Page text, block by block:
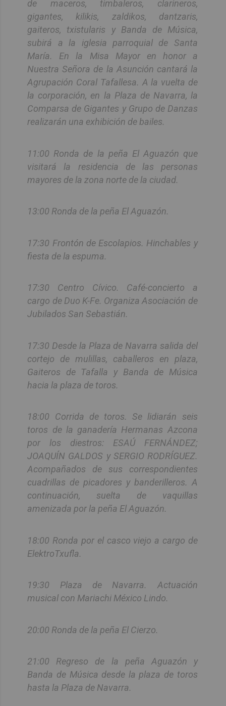
de maceros, timbaleros, clarineros,
gigantes, kilikis, zaldikos, dantzaris,
gaiteros, txistularis y Banda de Música,
subirá a la iglesia parroquial de Santa
María. En la Misa Mayor en honor a
Nuestra Señora de la Asunción cantará la
Agrupación Coral Tafallesa. A la vuelta de
la corporación, en la Plaza de Navarra, la
Comparsa de Gigantes y Grupo de Danzas
realizarán una exhibición de bailes.
11:00 Ronda de la peña El Aguazón que
visitará la residencia de las personas
mayores de la zona norte de la ciudad.
13:00 Ronda de la peña El Aguazón.
17:30 Frontón de Escolapios. Hinchables y
fiesta de la espuma.
17:30 Centro Cívico. Café-concierto a
cargo de Duo K-Fe. Organiza Asociación de
Jubilados San Sebastián.
17:30 Desde la Plaza de Navarra salida del
cortejo de mulillas, caballeros en plaza,
Gaiteros de Tafalla y Banda de Música
hacia la plaza de toros.
18:00 Corrida de toros. Se lidiarán seis
toros de la ganadería Hermanas Azcona
por los diestros: ESAÚ FERNÁNDEZ;
JOAQUÍN GALDOS y SERGIO RODRÍGUEZ.
Acompañados de sus correspondientes
cuadrillas de picadores y banderilleros. A
continuación, suelta de vaquillas
amenizada por la peña El Aguazón.
18:00 Ronda por el casco viejo a cargo de
ElektroTxufla.
19:30 Plaza de Navarra. Actuación
musical con Mariachi México Lindo.
20:00 Ronda de la peña El Cierzo.
21:00 Regreso de la peña Aguazón y
Banda de Música desde la plaza de toros
hasta la Plaza de Navarra.